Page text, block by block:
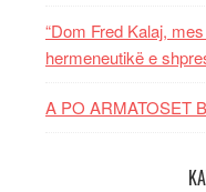
“Dom Fred Kalaj,
hermeneutikë e
A PO ARMATOSET